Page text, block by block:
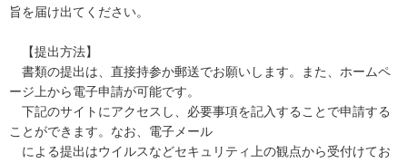
旨を届け出てください。
【提出方法】
書類の提出は、直接持参か郵送でお願いします。また、ホームペ
ージ上から電子申請が可能です。
下記のサイトにアクセスし、必要事項を記入することで申請する
ことができます。なお、電子メール
による提出はウイルスなどセキュリティ上の観点から受付けてお